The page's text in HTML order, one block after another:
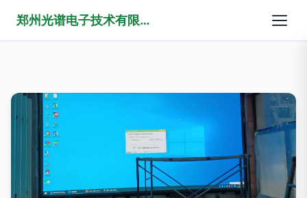
郑州光谱电子技术有限公司